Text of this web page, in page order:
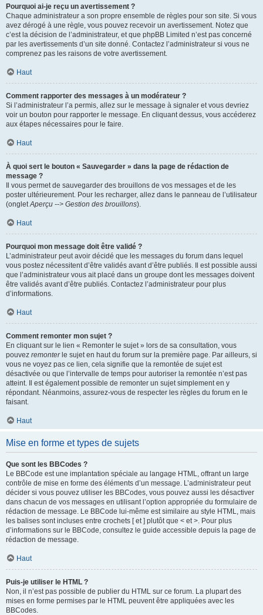
Pourquoi ai-je reçu un avertissement ?
Chaque administrateur a son propre ensemble de règles pour son site. Si vous
avez dérogé à une règle, vous pouvez recevoir un avertissement. Notez que
c’est la décision de l’administrateur, et que phpBB Limited n’est pas concerné
par les avertissements d’un site donné. Contactez l’administrateur si vous ne
comprenez pas les raisons de votre avertissement.
Haut
Comment rapporter des messages à un modérateur ?
Si l’administrateur l’a permis, allez sur le message à signaler et vous devriez
voir un bouton pour rapporter le message. En cliquant dessus, vous accéderez
aux étapes nécessaires pour le faire.
Haut
À quoi sert le bouton « Sauvegarder » dans la page de rédaction de
message ?
Il vous permet de sauvegarder des brouillons de vos messages et de les
poster ultérieurement. Pour les recharger, allez dans le panneau de l’utilisateur
(ongletAperçu --> Gestion des brouillons).
Haut
Pourquoi mon message doit être validé ?
L’administrateur peut avoir décidé que les messages du forum dans lequel
vous postez nécessitent d’être validés avant d’être publiés. Il est possible aussi
que l’administrateur vous ait placé dans un groupe dont les messages doivent
être validés avant d’être publiés. Contactez l’administrateur pour plus
d’informations.
Haut
Comment remonter mon sujet ?
En cliquant sur le lien « Remonter le sujet » lors de sa consultation, vous
pouvez remonterle sujet en haut du forum sur la première page. Par ailleurs, si
vous ne voyez pas ce lien, cela signifie que la remontée de sujet est
désactivée ou que l’intervalle de temps pour autoriser la remontée n’est pas
atteint. Il est également possible de remonter un sujet simplement en y
répondant. Néanmoins, assurez-vous de respecter les règles du forum en le
faisant.
Haut
Mise en forme et types de sujets
Que sont les BBCodes ?
Le BBCode est une implantation spéciale au langage HTML, offrant un large
contrôle de mise en forme des éléments d’un message. L’administrateur peut
décider si vous pouvez utiliser les BBCodes, vous pouvez aussi les désactiver
dans chacun de vos messages en utilisant l’option appropriée du formulaire de
rédaction de message. Le BBCode lui-même est similaire au style HTML, mais
les balises sont incluses entre crochets [ et ] plutôt que < et >. Pour plus
d’informations sur le BBCode, consultez le guide accessible depuis la page de
rédaction de message.
Haut
Puis-je utiliser le HTML ?
Non, il n’est pas possible de publier du HTML sur ce forum. La plupart des
mises en forme permises par le HTML peuvent être appliquées avec les
BBCodes.